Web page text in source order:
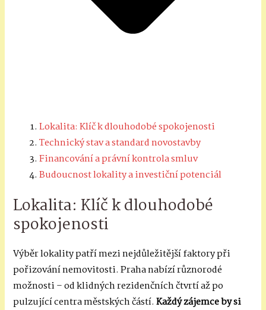
Lokalita: Klíč k dlouhodobé spokojenosti
Technický stav a standard novostavby
Financování a právní kontrola smluv
Budoucnost lokality a investiční potenciál
Lokalita: Klíč k dlouhodobé
spokojenosti
Výběr lokality patří mezi nejdůležitější faktory při
pořizování nemovitosti. Praha nabízí různorodé
možnosti – od klidných rezidenčních čtvrtí až po
pulzující centra městských částí.Každý zájemce by si